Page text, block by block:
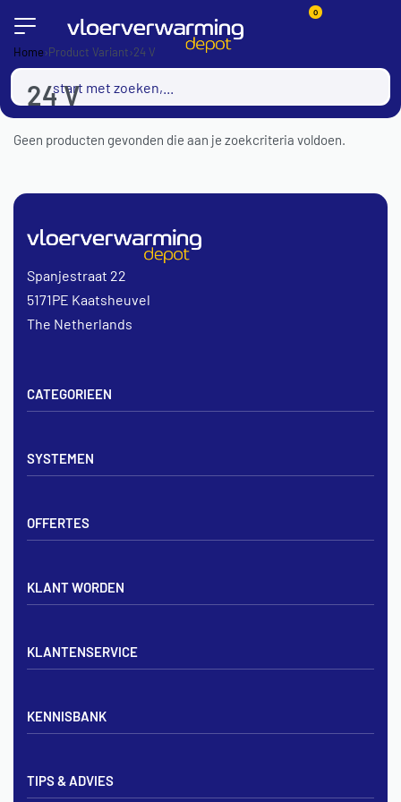
0
Home›Product Variant›24 V
24 V
Geen producten gevonden die aan je zoekcriteria voldoen.
CATEGORIEEN
Verdelers
Noppenplaten
Draadmatten
SYSTEMEN
Noppenplaat systeem
OFFERTES
Offerte voor vloerverwarming
Vloerverwarming Tilburg
KLANT WORDEN
Aanmelden zakelijk
Spanjestraat 22
5171PE Kaatsheuvel
The Netherlands
KLANTENSERVICE
Zakelijk aanmelden
Bezorgen & afhalen
Privacybeleid
KENNISBANK
Vloerverwarming en radiatoren
TIPS & ADVIES